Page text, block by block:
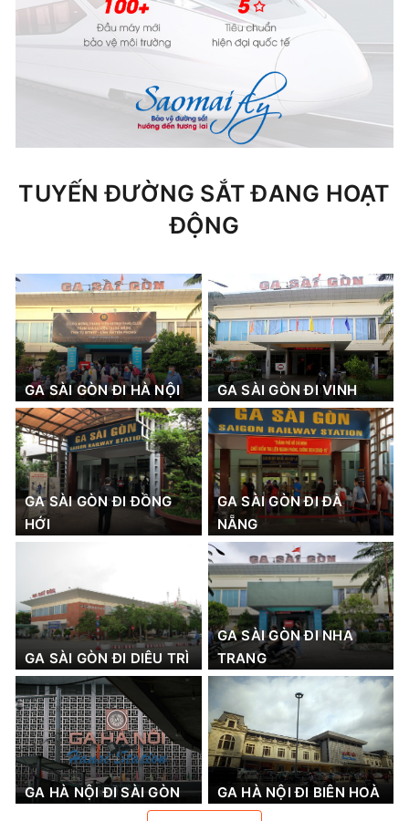
TUYẾN ĐƯỜNG SẮT ĐANG HOẠT
ĐỘNG
GA SÀI GÒN ĐI HÀ NỘI GA SÀI GÒN ĐI VINH
GA SÀI GÒN ĐI ĐỒNG
HỚI
GA SÀI GÒN ĐI ĐÀ
NẴNG
GA SÀI GÒN ĐI DIÊU TRÌ
GA SÀI GÒN ĐI NHA
TRANG
GA HÀ NỘI ĐI SÀI GÒN GA HÀ NỘI ĐI BIÊN HOÀ